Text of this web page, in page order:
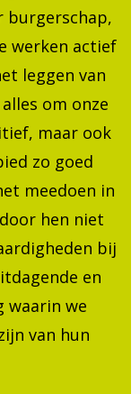
burgerschap,
werken actief
leggen van
om onze
maar ook
zo goed
meedoen in
hen niet
bij
en
waarin we
van hun